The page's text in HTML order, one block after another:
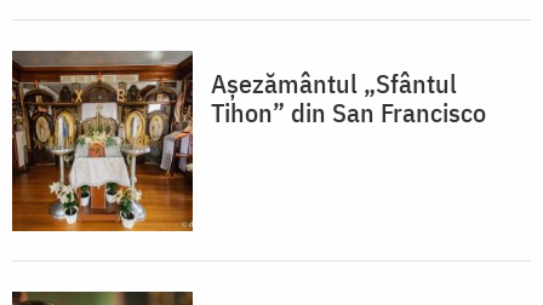
Așezământul „Sfântul
Tihon” din San Francisco